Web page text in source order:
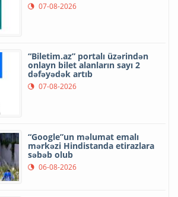
07-08-2026
“Biletim.az” portalı üzərindən
onlayn bilet alanların sayı 2
dəfəyədək artıb
07-08-2026
“Google”un məlumat emalı
mərkəzi Hindistanda etirazlara
səbəb olub
06-08-2026